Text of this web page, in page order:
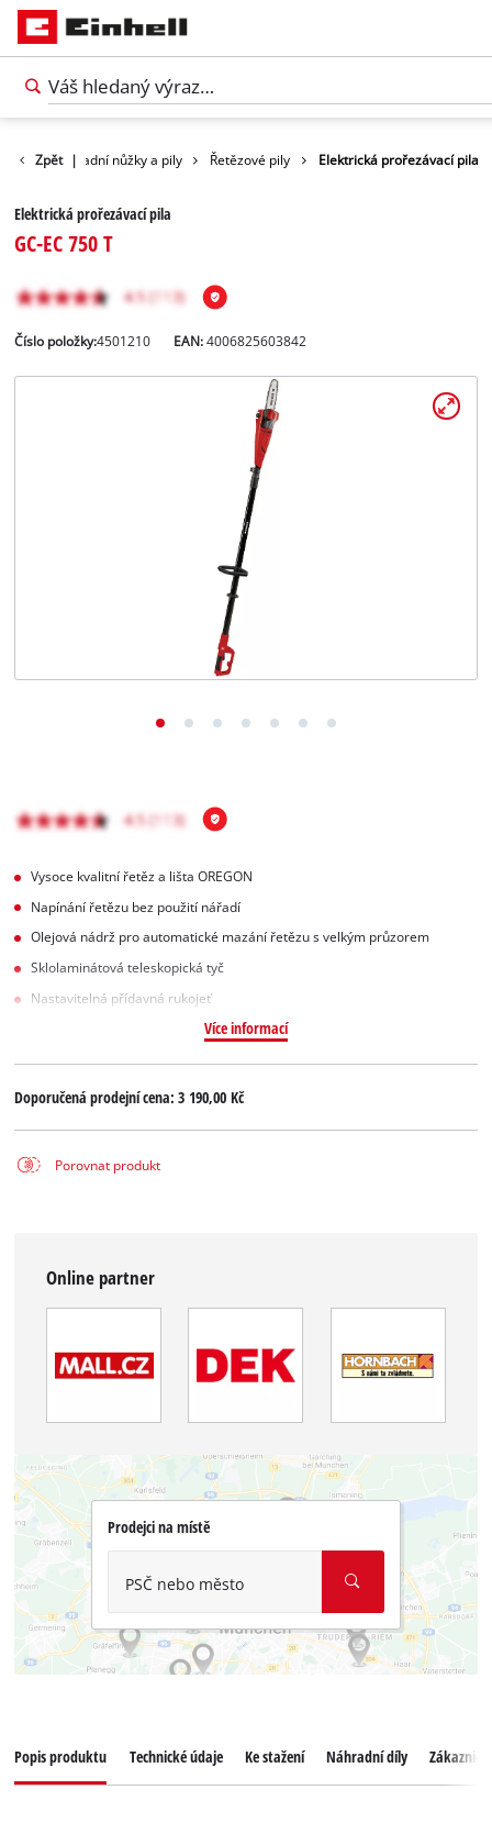
Zpět |
Zahradní nůžky a pily Řetězové pily Elektrická prořezávací pila
Elektrická prořezávací pila
GC-EC 750 T
Číslo položky:4501210 EAN:4006825603842
Vysoce kvalitní řetěz a lišta OREGON
Napínání řetězu bez použití nářadí
Olejová nádrž pro automatické mazání řetězu s velkým průzorem
Sklolaminátová teleskopická tyč
Nastavitelná přídavná rukojeť
Více informací
Doporučená prodejní cena:3 190,00 Kč
Porovnat produkt
Online partner
Prodejci na místě
PSČ nebo město
Popis produktu Technické údaje Ke stažení Náhradní díly